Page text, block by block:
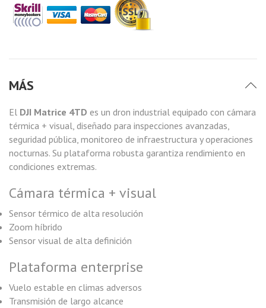
MÁS
El DJI Matrice 4TD es un dron industrial equipado con cámara
térmica + visual, diseñado para inspecciones avanzadas,
seguridad pública, monitoreo de infraestructura y operaciones
nocturnas. Su plataforma robusta garantiza rendimiento en
condiciones extremas.
Cámara térmica + visual
Sensor térmico de alta resolución
Zoom híbrido
Sensor visual de alta definición
Plataforma enterprise
Vuelo estable en climas adversos
Transmisión de largo alcance